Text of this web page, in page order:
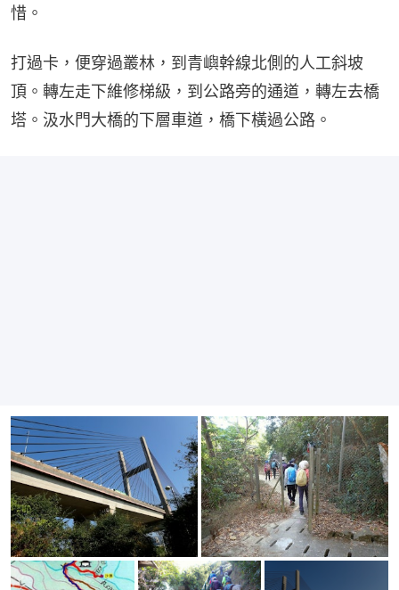
惜。
打過卡，便穿過叢林，到青嶼幹線北側的人工斜坡
頂。轉左走下維修梯級，到公路旁的通道，轉左去橋
塔。汲水門大橋的下層車道，橋下橫過公路。